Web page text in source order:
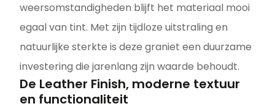
weersomstandigheden blijft het materiaal mooi
egaal van tint. Met zijn tijdloze uitstraling en
natuurlijke sterkte is deze graniet een duurzame
investering die jarenlang zijn waarde behoudt.
De Leather Finish, moderne textuur
en functionaliteit